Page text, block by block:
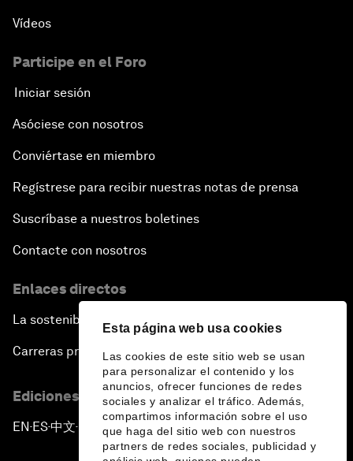
Esta página web usa cookies
Las cookies de este sitio web se usan
para personalizar el contenido y los
anuncios, ofrecer funciones de redes
sociales y analizar el tráfico. Además,
compartimos información sobre el uso
que haga del sitio web con nuestros
partners de redes sociales, publicidad y
Vídeos
Participe en el Foro
Iniciar sesión
Asóciese con nosotros
Conviértase en miembro
Regístrese para recibir nuestras notas de prensa
Suscríbase a nuestros boletines
Contacte con nosotros
Enlaces directos
La sostenibilidad en el Foro
Carreras profesionales
Ediciones en otros idiomas
EN ▪ES▪中文▪ 日本語